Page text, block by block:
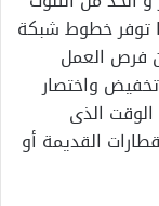
توفر خطوط شبكة
فرص العمل
واختصار
الذى
القديمة أو